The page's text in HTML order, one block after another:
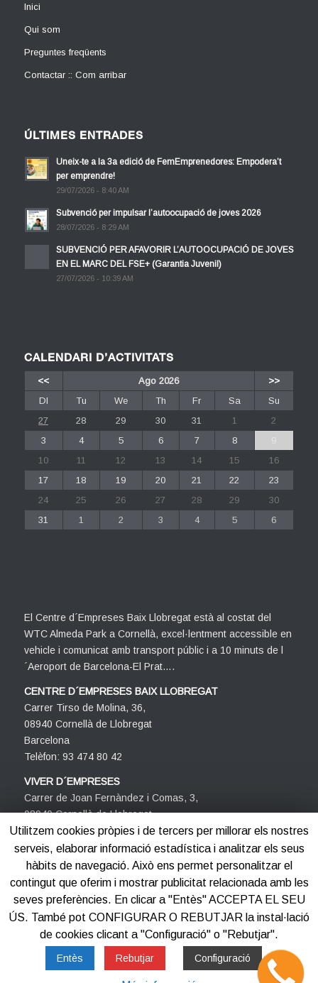
Inici
Qui som
Preguntes freqüents
Contactar :: Com arribar
ÚLTIMES ENTRADES
Uneix-te a la 3a edició de FemEmprenedores: Empodera’t
per emprendre!
29/07/2026 - 8:40 AM
Subvenció per impulsar l’autoocupació de joves 2026
28/07/2026 - 8:29 AM
SUBVENCIÓ PER AFAVORIR L’AUTOOCUPACIÓ DE JOVES
EN EL MARC DEL FSE+ (Garantia Juvenil)
27/07/2026 - 10:39 AM
CALENDARI D’ACTIVITATS
<< Ago 2026
>>
Dl
Tu We Th Fr Sa
Su
27
28 29 30 31 1
2
3
4 5 6 7 8
9
10
11 12 13 14 15
16
17
18 19 20 21 22
23
24
25 26 27 28 29
30
31
1 2 3 4 5 6
El Centre d´Empreses Baix Llobregat està al costat del
WTC Almeda Park a Cornellà, excel·lentment accessible en
vehicle i comunicat amb transport públic i a 10 minuts de l
´Aeroport de Barcelona-El Prat….
CENTRE D´EMPRESES BAIX LLOBREGAT
Carrer Tirso de Molina, 36,
08940 Cornellà de Llobregat
Barcelona
Telèfon: 93 474 80 42
VIVER D´EMPRESES
Carrer de Joan Fernàndez i Comas, 3,
08940 Cornellà de Llobregat
Barcelona
Telèfon: 93 474 80 42
©2012-2025 Centre d'Empreses PROCORNELLÀ
Utilitzem cookies pròpies i de tercers per millorar els nostres
serveis, elaborar informació estadística i analitzar els seus
hàbits de navegació. Això ens permet personalitzar el
contingut que oferim i mostrar publicitat relacionada amb les
seves preferències. En clicar a "Entès" ACCEPTA EL SEU
ÚS. També pot CONFIGURAR O REBUTJAR la instal·lació
de cookies clicant a "Configuració" o "Rebutjar".
Entès Rebutjar Configuració